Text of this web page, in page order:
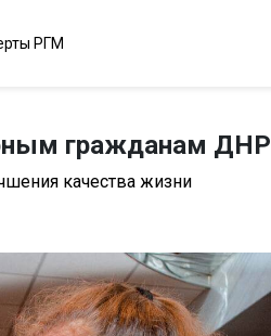
РГМ
гражданам ДНР
качества жизни